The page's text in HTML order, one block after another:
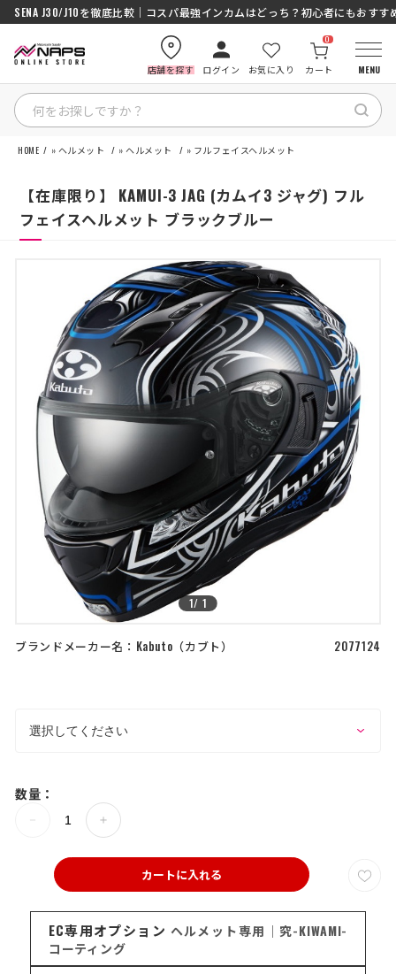
SENA J30/J10を徹底比較｜コスパ最強インカムはどっち？初心者にもおすす
店舗を探す ログイン お気に入り カート
0
MENU
カテゴリから探す
ナップスメンバーズ
店舗を探す
コーポレートサイト
採用情報
特定商取引法に基づく表記
古物営業法に基づく表示/保険勧誘
方針
利用規約
商品レビュー利用規約
プライバシーポリシー
返金ポリシー
カスタマーハラスメントに対する方
HOME » ヘルメット » ヘルメット » フルフェイスヘルメット
【在庫限り】 KAMUI-3 JAG (カムイ3 ジャグ) フル
フェイスヘルメット ブラックブルー
1/ 1
> >
ブランドメーカー名： Kabuto カブト 2077124
数量：
カートに入れる
EC専用オプション ヘルメット専用｜究-KIWAMI-
コーティング